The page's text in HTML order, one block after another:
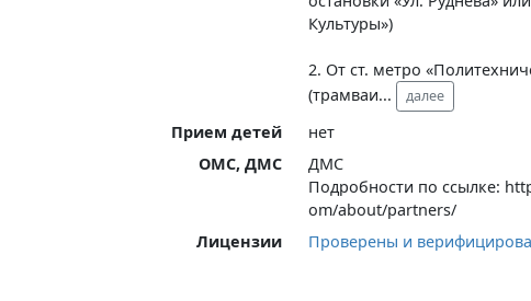
Культуры»)
2. От ст. метро
(трамваи... далее
Прием детей
нет
ОМС, ДМС
ДМС
Подробности по ссылке:
om/about/partners/
Лицензии
Проверены и